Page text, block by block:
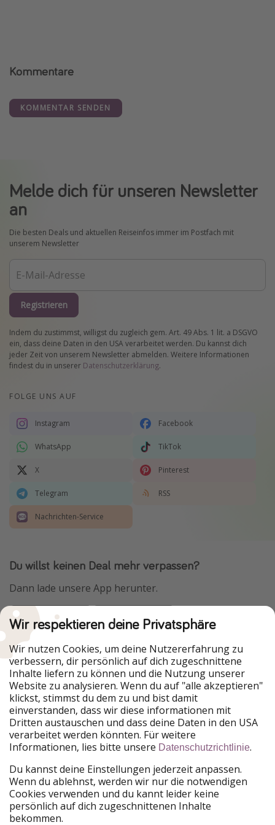
Kommentare
KOMMENTAR SENDEN
Melde dich für unseren Newsletter
an
Die besten Deals und aktuellen Reiseinfos immer im Postfach mit
unserem Newsletter
Registrieren
Indem du zustimmst, willigst du zugleich gem. Art. 49 Abs. 1 lit. a DSGVO
ein, dass deine Daten in den USA verarbeitet werden. Du kannst dich
jeder Zeit von unserem Newsletter abmelden. Weitere Informationen
findest du in unserer Datenschutzerklärung.
FOLGE UNS AUF
Instagram Facebook
WhatsApp TikTok
X Pinterest
Telegram RSS
Nachrichten-Service
Du willst keinen Deal mehr verpassen?
Dann lade unsere App herunter.
Urlaubspiraten ist Teil der HolidayPirates Group
Unsere Märkte
PiratinViaggio
HolidayPirates
VakantiePiraten
WakacyjniPiraci
VoyagesPirates
Ferienpiraten
Urlaubspiraten
ViajerosPiratas
TravelPirates
HolidayPirates Group
Lerne uns kennen Rechtliches
Wir respektieren deine Privatsphäre
Wir nutzen Cookies, um deine Nutzererfahrung zu
verbessern, dir persönlich auf dich zugeschnittene
Inhalte liefern zu können und die Nutzung unserer
Website zu analysieren. Wenn du auf "alle akzeptieren"
klickst, stimmst du dem zu und bist damit
einverstanden, dass wir diese informationen mit
Dritten austauschen und dass deine Daten in den USA
verarbeitet werden könnten. Für weitere
Informationen, lies bitte unsere Datenschutzrichtlinie.
Du kannst deine Einstellungen jederzeit anpassen.
Wenn du ablehnst, werden wir nur die notwendigen
Cookies verwenden und du kannt leider keine
persönlich auf dich zugeschnittenen Inhalte
bekommen.